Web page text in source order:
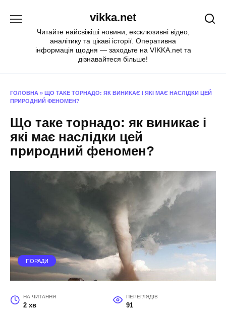
vikka.net
Читайте найсвіжіші новини, ексклюзивні відео,
аналітику та цікаві історії. Оперативна
інформація щодня — заходьте на VIKKA.net та
дізнавайтеся більше!
ГОЛОВНА » ЩО ТАКЕ ТОРНАДО: ЯК ВИНИКАЄ І ЯКІ МАЄ НАСЛІДКИ ЦЕЙ
ПРИРОДНИЙ ФЕНОМЕН?
Що таке торнадо: як виникає і
які має наслідки цей
природний феномен?
ПОРАДИ
НА ЧИТАННЯ
2 хв
ПЕРЕГЛЯДІВ
91